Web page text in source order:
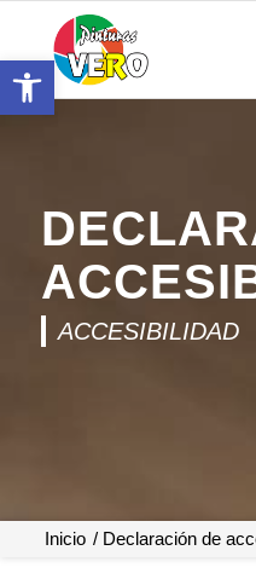
Abrir barra de herramientas
ACCESIBILIDAD
Inicio / Declaración de